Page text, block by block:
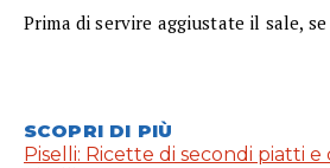
Prima di servire aggiustate il sale, se
SCOPRI DI PIÙ
Piselli: Ricette di secondi piatti